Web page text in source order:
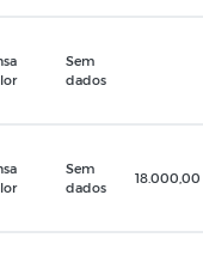
Sem
dados
Sem
dados
18.000,00